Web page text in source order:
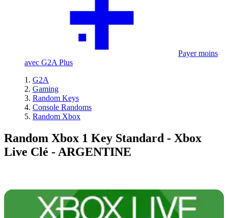
Payer moins
avec G2A Plus
G2A
Gaming
Random Keys
Console Randoms
Random Xbox
Random Xbox 1 Key Standard - Xbox
Live Clé - ARGENTINE